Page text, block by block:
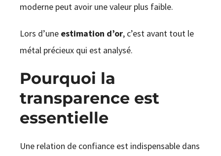
moderne peut avoir une valeur plus faible.
Lors d’une estimation d’or, c’est avant tout le
métal précieux qui est analysé.
Pourquoi la
transparence est
essentielle
Une relation de confiance est indispensable dans